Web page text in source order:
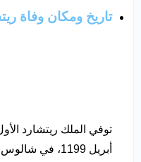
تاريخ ومكان وفاة
أبريل 1199، في